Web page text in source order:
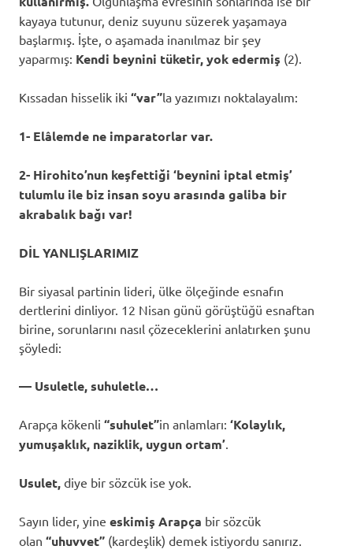
kayaya tutunur, deniz suyunu süzerek yaşamaya
başlarmış. İşte, o aşamada inanılmaz bir şey
yaparmış: Kendi beynini tüketir, yok edermiş (2).
Kıssadan hisselik iki “var”la yazımızı noktalayalım:
1- Elâlemde ne imparatorlar var.
2- Hirohito’nun keşfettiği ‘beynini iptal etmiş’
tulumlu ile biz insan soyu arasında galiba bir
akrabalık bağı var!
DİL YANLIŞLARIMIZ
Bir siyasal partinin lideri, ülke ölçeğinde esnafın
dertlerini dinliyor. 12 Nisan günü görüştüğü esnaftan
birine, sorunlarını nasıl çözeceklerini anlatırken şunu
şöyledi:
— Usuletle, suhuletle…
Arapça kökenli “suhulet”in anlamları: ‘Kolaylık,
yumuşaklık, naziklik, uygun ortam’
Usulet, diye bir sözcük ise yok.
Sayın lider, yine eskimiş Arapça bir sözcük
olan “uhuvvet” (kardeşlik) demek istiyordu sanırız.